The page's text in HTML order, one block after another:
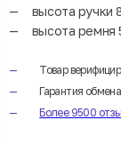
высота ручки
высота ремня
Товар
Гарантия
Более 9500